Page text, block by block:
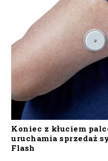
Koniec z kłuciem
uruchamia sprzedaż
Flash